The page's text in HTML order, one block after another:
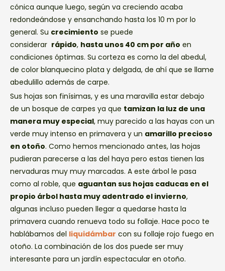
cónica aunque luego, según va creciendo acaba
redondeándose y ensanchando hasta los 10 m por lo
general. Su crecimiento se puede
considerar rápido, hasta unos 40 cm por año en
condiciones óptimas. Su corteza es como la del abedul,
de color blanquecino plata y delgada, de ahí que se llame
abedulillo además de carpe.
Sus hojas son finísimas, y es una maravilla estar debajo
de un bosque de carpes ya que tamizan la luz de una
manera muy especial, muy parecido a las hayas con un
verde muy intenso en primavera y un amarillo precioso
en otoño. Como hemos mencionado antes, las hojas
pudieran parecerse a las del haya pero estas tienen las
nervaduras muy muy marcadas. A este árbol le pasa
como al roble, que aguantan sus hojas caducas en el
propio árbol hasta muy adentrado el invierno,
algunas incluso pueden llegar a quedarse hasta la
primavera cuando renueva todo su follaje. Hace poco te
hablábamos del liquidámbar con su follaje rojo fuego en
otoño. La combinación de los dos puede ser muy
interesante para un jardín espectacular en otoño.